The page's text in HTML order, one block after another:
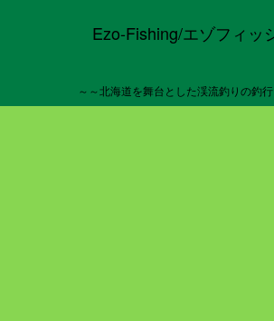
Ezo-Fishing/エゾフィッ
～～北海道を舞台とした渓流釣りの釣